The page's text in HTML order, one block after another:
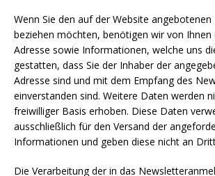
Wenn Sie den auf der Website
beziehen möchten, benötigen wir von Ihnen
Adresse sowie Informationen, welche uns
gestatten, dass Sie der Inhaber der
Adresse sind und mit dem Empfang des
einverstanden sind. Weitere Daten werden
freiwilliger Basis erhoben. Diese Daten
ausschließlich für den Versand der
Informationen und geben diese nicht an
Die Verarbeitung der in das